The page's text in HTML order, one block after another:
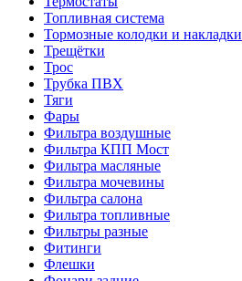
Топливная система
Тормозные колодки и накладки
Трещётки
Трос
Трубка ПВХ
Тяги
Фары
Фильтра воздушные
Фильтра КПП Мост
Фильтра масляные
Фильтра мочевины
Фильтра салона
Фильтра топливные
Фильтры разные
Фитинги
Флешки